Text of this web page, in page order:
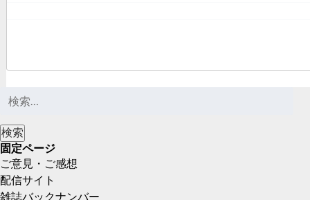
固定ページ
ご意見・ご感想
配信サイト
雑誌バックナンバー